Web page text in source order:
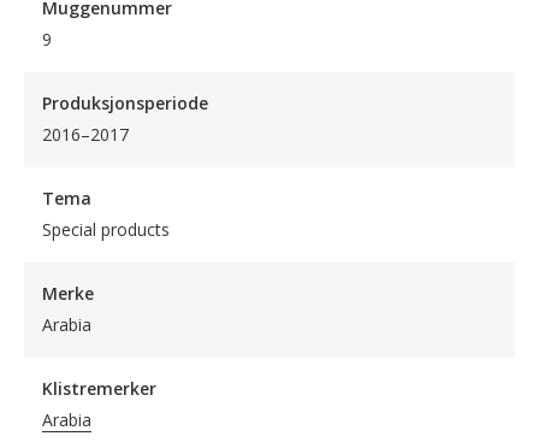
Muggenummer
9
Produksjonsperiode
2016–2017
Tema
Special products
Merke
Arabia
Klistremerker
Arabia